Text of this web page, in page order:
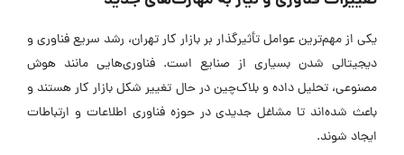
یکی از مهم‌ترین عوامل تأثیرگذار بر بازار کار تهران، رشد سریع فناوری‌ و
دیجیتالی شدن بسیاری از صنایع است. فناوری‌هایی مانند هوش
مصنوعی، تحلیل داده و بلاک‌چین در حال تغییر شکل بازار کار هستند و
باعث شده‌اند تا مشاغل جدیدی در حوزه فناوری اطلاعات و ارتباطات
ایجاد شوند.